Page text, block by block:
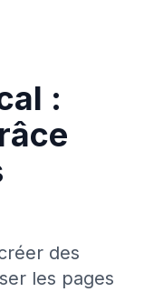
:
des
les pages